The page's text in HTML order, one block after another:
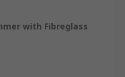
with Fibreglass